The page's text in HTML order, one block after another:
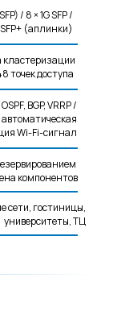
/ 8 × 1G SFP /
SFP+ (аплинки)
точек доступа
BGP, VRRP /
Wi-Fi-сигнал
сети, гостиницы,
университеты, ТЦ
компонентов